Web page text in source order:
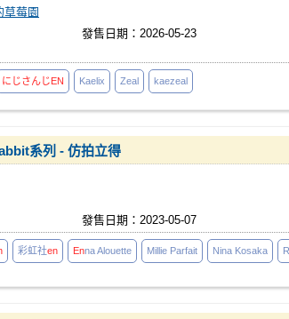
草莓園
發售日期：2026-05-23
にじさんじEN Kaelix Zeal kaezeal
系列 - 仿拍立得
發售日期：2023-05-07
彩虹社en Enna Alouette Millie Parfait Nina Kosaka